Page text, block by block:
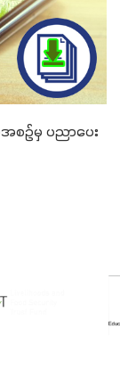
အစဉ်မှ ပညာပေး